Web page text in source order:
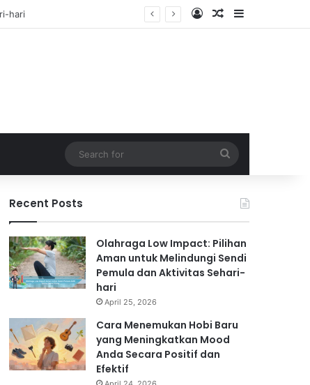
Log InRandom Article
Sidebar
for
Recent Posts
Olahraga Low Impact: Pilihan
Aman untuk Melindungi Sendi
Pemula dan Aktivitas Sehari-
hari
April 25, 2026
Cara Menemukan Hobi Baru
yang Meningkatkan Mood
Anda Secara Positif dan
Efektif